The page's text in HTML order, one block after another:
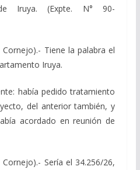
Iruya. (Expte. N° 90-
Cornejo).- Tiene la palabra el
Iruya.
había pedido tratamiento
del anterior también, y
acordado en reunión de
Cornejo).- Sería el 34.256/26,